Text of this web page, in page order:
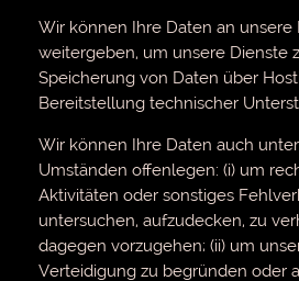
Wir können Ihre Daten an unsere
weitergeben, um unsere Dienste
Speicherung von Daten über
Bereitstellung technischer
Wir können Ihre Daten auch
Umständen offenlegen: (i) um
Aktivitäten oder sonstiges
untersuchen, aufzudecken, zu
dagegen vorzugehen; (ii) um
Verteidigung zu begründen oder